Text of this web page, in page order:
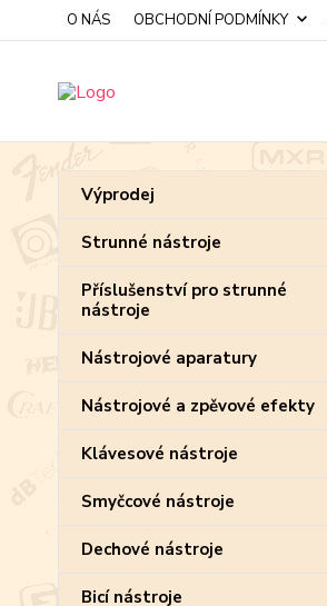
O NÁS OBCHODNÍ PODMÍNKY
Výprodej
Strunné nástroje
Příslušenství pro strunné
nástroje
Nástrojové aparatury
Nástrojové a zpěvové efekty
Klávesové nástroje
Smyčcové nástroje
Dechové nástroje
Bicí nástroje